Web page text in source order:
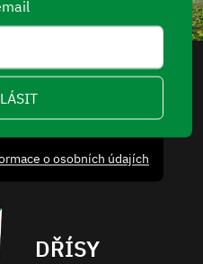
o osobních údajích
DŘÍSY